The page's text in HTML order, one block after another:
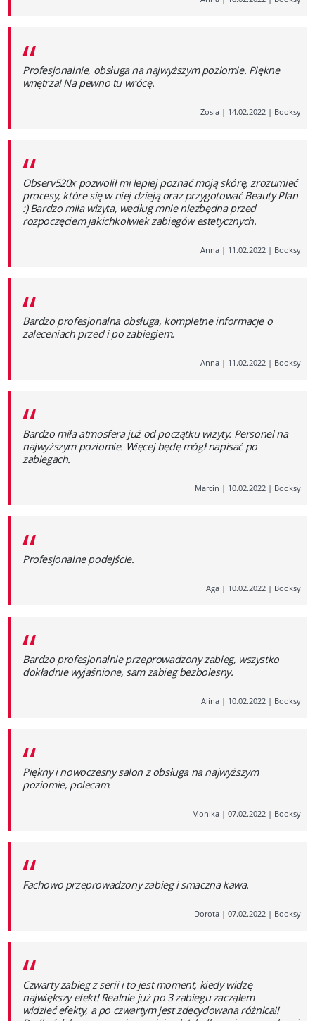
“
Profesjonalnie, obsługa na najwyższym poziomie. Piękne
wnętrza! Na pewno tu wrócę.
Zosia | 14.02.2022 | Booksy
“
Observ520x pozwolił mi lepiej poznać moją skórę, zrozumieć
procesy, które się w niej dzieją oraz przygotować Beauty Plan
:) Bardzo miła wizyta, według mnie niezbędna przed
rozpoczęciem jakichkolwiek zabiegów estetycznych.
Anna | 11.02.2022 | Booksy
“
Bardzo profesjonalna obsługa, kompletne informacje o
zaleceniach przed i po zabiegiem.
Anna | 11.02.2022 | Booksy
“
Bardzo miła atmosfera już od początku wizyty. Personel na
najwyższym poziomie. Więcej będę mógł napisać po
zabiegach.
Marcin | 10.02.2022 | Booksy
“
Profesjonalne podejście.
Aga | 10.02.2022 | Booksy
“
Bardzo profesjonalnie przeprowadzony zabieg, wszystko
dokładnie wyjaśnione, sam zabieg bezbolesny.
Alina | 10.02.2022 | Booksy
“
Piękny i nowoczesny salon z obsługa na najwyższym
poziomie, polecam.
Monika | 07.02.2022 | Booksy
“
Fachowo przeprowadzony zabieg i smaczna kawa.
Dorota | 07.02.2022 | Booksy
“
Czwarty zabieg z serii i to jest moment, kiedy widzę
największy efekt! Realnie już po 3 zabiegu zacząłem
widzieć efekty, a po czwartym jest zdecydowana różnica!!